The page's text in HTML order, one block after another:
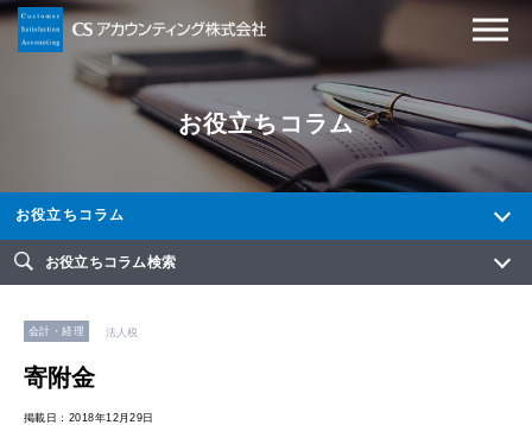
お役立ちコラム
お役立ちコラム
お役立ちコラム検索
会計・経理 法人税
寄附金
掲載日：2018年12月29日